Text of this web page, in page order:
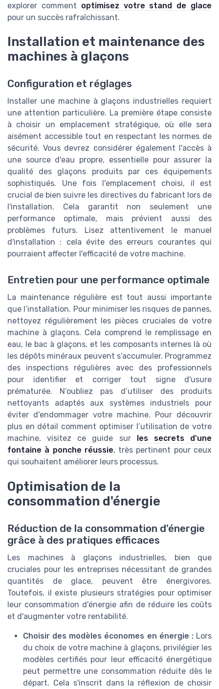
explorer comment optimisez votre stand de glace
pour un succès rafraîchissant.
Installation et maintenance des
machines à glaçons
Configuration et réglages
Installer une machine à glaçons industrielles requiert
une attention particulière. La première étape consiste
à choisir un emplacement stratégique, où elle sera
aisément accessible tout en respectant les normes de
sécurité. Vous devrez considérer également l'accès à
une source d'eau propre, essentielle pour assurer la
qualité des glaçons produits par ces équipements
sophistiqués. Une fois l'emplacement choisi, il est
crucial de bien suivre les directives du fabricant lors de
l'installation. Cela garantit non seulement une
performance optimale, mais prévient aussi des
problèmes futurs. Lisez attentivement le manuel
d'installation : cela évite des erreurs courantes qui
pourraient affecter l'efficacité de votre machine.
Entretien pour une performance optimale
La maintenance régulière est tout aussi importante
que l’installation. Pour minimiser les risques de pannes,
nettoyez régulièrement les pièces cruciales de votre
machine à glaçons. Cela comprend le remplissage en
eau, le bac à glaçons, et les composants internes là où
les dépôts minéraux peuvent s’accumuler. Programmez
des inspections régulières avec des professionnels
pour identifier et corriger tout signe d'usure
prématurée. N’oubliez pas d’utiliser des produits
nettoyants adaptés aux systèmes industriels pour
éviter d'endommager votre machine. Pour découvrir
plus en détail comment optimiser l’utilisation de votre
machine, visitez ce guide sur
les secrets d'une
fontaine à ponche réussie, très pertinent pour ceux
qui souhaitent améliorer leurs processus.
Optimisation de la
consommation d'énergie
Réduction de la consommation d'énergie
grâce à des pratiques efficaces
Les machines à glaçons industrielles, bien que
cruciales pour les entreprises nécessitant de grandes
quantités de glace, peuvent être énergivores.
Toutefois, il existe plusieurs stratégies pour optimiser
leur consommation d'énergie afin de réduire les coûts
et d'augmenter votre rentabilité.
Choisir des modèles économes en énergie :Lors
du choix de votre machine à glaçons, privilégier les
modèles certifiés pour leur efficacité énergétique
peut permettre une consommation réduite dès le
départ. Cela s'inscrit dans la réflexion de choisir